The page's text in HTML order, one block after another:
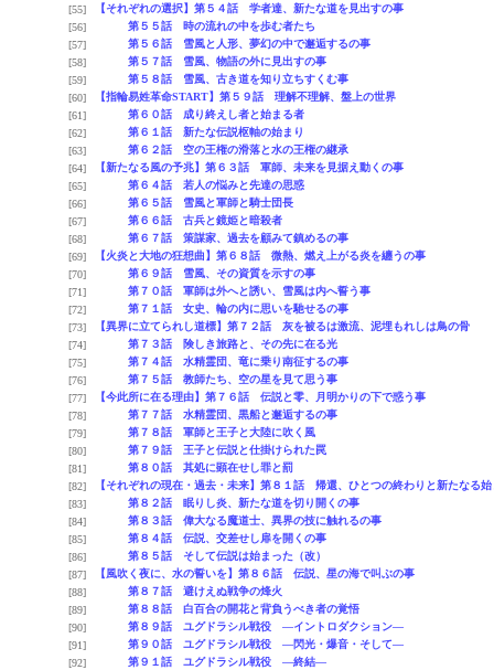
[55]
【それぞれの選択】第５４話 学者達、新たな道を見出すの事
[56]
第５５話 時の流れの中を歩む者たち
[57]
第５６話 雪風と人形、夢幻の中で邂逅するの事
[58]
第５７話 雪風、物語の外に見出すの事
[59]
第５８話 雪風、古き道を知り立ちすくむ事
[60]
【指輪易姓革命START】第５９話 理解不理解、盤上の世界
[61]
第６０話 成り終えし者と始まる者
[62]
第６１話 新たな伝説枢軸の始まり
[63]
第６２話 空の王権の滑落と水の王権の継承
[64]
【新たなる風の予兆】第６３話 軍師、未来を見据え動くの事
[65]
第６４話 若人の悩みと先達の思惑
[66]
第６５話 雪風と軍師と騎士団長
[67]
第６６話 古兵と鏡姫と暗殺者
[68]
第６７話 策謀家、過去を顧みて鎮めるの事
[69]
【火炎と大地の狂想曲】第６８話 微熱、燃え上がる炎を纏うの事
[70]
第６９話 雪風、その資質を示すの事
[71]
第７０話 軍師は外へと誘い、雪風は内へ誓う事
[72]
第７１話 女史、輪の内に思いを馳せるの事
[73]
【異界に立てられし道標】第７２話 灰を被るは激流、泥埋もれしは鳥の骨
[74]
第７３話 険しき旅路と、その先に在る光
[75]
第７４話 水精霊団、竜に乗り南征するの事
[76]
第７５話 教師たち、空の星を見て思う事
[77]
【今此所に在る理由】第７６話 伝説と零、月明かりの下で惑う事
[78]
第７７話 水精霊団、黒船と邂逅するの事
[79]
第７８話 軍師と王子と大陸に吹く風
[80]
第７９話 王子と伝説と仕掛けられた罠
[81]
第８０話 其処に顕在せし罪と罰
[82]
【それぞれの現在・過去・未来】第８１話 帰還、ひとつの終わりと新たなる始
[83]
第８２話 眠りし炎、新たな道を切り開くの事
[84]
第８３話 偉大なる魔道士、異界の技に触れるの事
[85]
第８４話 伝説、交差せし扉を開くの事
[86]
第８５話 そして伝説は始まった（改）
[87]
【風吹く夜に、水の誓いを】第８６話 伝説、星の海で叫ぶの事
[88]
第８７話 避けえぬ戦争の烽火
[89]
第８８話 白百合の開花と背負うべき者の覚悟
[90]
第８９話 ユグドラシル戦役 ―イントロダクション―
[91]
第９０話 ユグドラシル戦役 ―閃光・爆音・そして―
[92]
第９１話 ユグドラシル戦役 ―終結―